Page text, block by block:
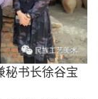
秘书长徐谷宝